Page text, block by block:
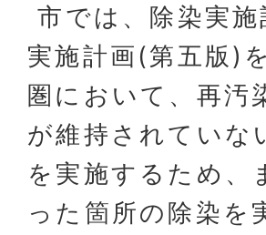
市では、除染実
実施計画(第五版)
圏において、再汚
が維持されていな
を実施するため、
った箇所の除染を